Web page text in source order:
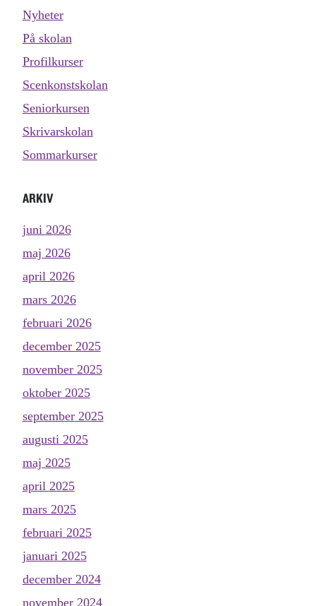
Nyheter
På skolan
Profilkurser
Scenkonstskolan
Seniorkursen
Skrivarskolan
Sommarkurser
ARKIV
juni 2026
maj 2026
april 2026
mars 2026
februari 2026
december 2025
november 2025
oktober 2025
september 2025
augusti 2025
maj 2025
april 2025
mars 2025
februari 2025
januari 2025
december 2024
november 2024